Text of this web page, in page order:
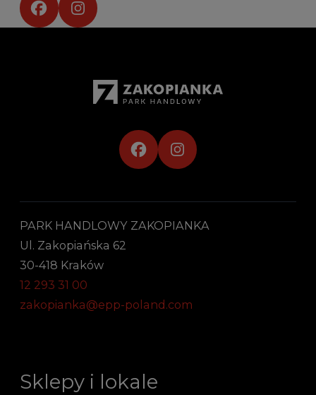
PARK HANDLOWY ZAKOPIANKA
Ul. Zakopiańska 62
30-418 Kraków
12 293 31 00
zakopianka@epp-poland.com
Sklepy i lokale